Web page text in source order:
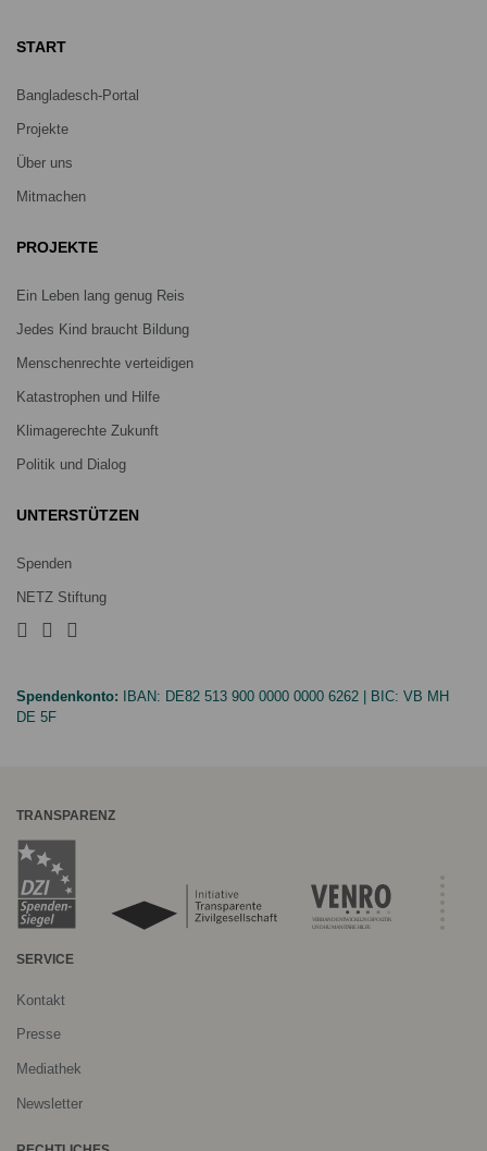
START
Bangladesch-Portal
Projekte
Über uns
Mitmachen
PROJEKTE
Ein Leben lang genug Reis
Jedes Kind braucht Bildung
Menschenrechte verteidigen
Katastrophen und Hilfe
Klimagerechte Zukunft
Politik und Dialog
UNTERSTÜTZEN
Spenden
NETZ Stiftung
Spendenkonto: IBAN: DE82 513 900 0000 0000 6262 | BIC: VB MH
DE 5F
TRANSPARENZ
SERVICE
Kontakt
Presse
Mediathek
Newsletter